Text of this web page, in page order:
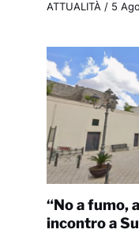
ATTUALITÀ/ 5
“No a fumo,
incontro a